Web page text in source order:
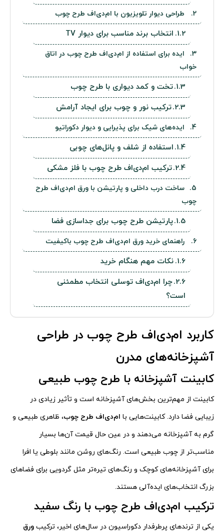
طراحی دیوار تلویزیون با ام‌دی‌اف طرح چوب
انتخاب برند مناسب برای دیوار TV
ایده برای استفاده از ام‌دی‌اف طرح چوب در اتاق
خواب
تخت و کمد دیواری با طرح چوب
ترکیب نور و چوب برای ایجاد آرامش
ایده‌های شیک برای پذیرایی و دیوار دکوراتیو
استفاده از شلف و پانل‌های چوبی
ترکیب ام‌دی‌اف طرح چوب با فلز مشکی
ساخت درب داخلی و پارتیشن با ورق ام‌دی‌اف طرح
چوب
پارتیشن طرح چوب برای جداسازی فضا
راهنمای خرید ورق ام‌دی‌اف طرح چوب باکیفیت
نکات مهم هنگام خرید
چرا ام‌دی‌اف توسلی انتخاب مطمئنی
است؟
کاربرد ام‌دی‌اف طرح چوب در طراحی
آشپزخانه‌های مدرن
کابینت آشپزخانه با طرح چوب طبیعی
کابینت از مهم‌ترین بخش‌های آشپزخانه است و تأثیر زیادی در
زیبایی فضا دارد. کابینت‌هایی با ام‌دی‌اف طرح چوب، ظاهری طبیعی و
گرم به آشپزخانه می‌دهند و در عین حال قیمت آن‌ها بسیار
مناسب‌تر از چوب طبیعی است. رنگ‌های روشن مانند بلوطی یا افرا
برای آشپزخانه‌های کوچک و رنگ‌های تیره‌تر مثل گردویی برای فضاهای
بزرگ انتخاب‌های ایده‌آلی هستند.
ترکیب ام‌دی‌اف طرح چوب با رنگ سفید
یکی از ترندهای پرطرفدار دکوراسیون در سال‌های اخیر، ترکیب ورق